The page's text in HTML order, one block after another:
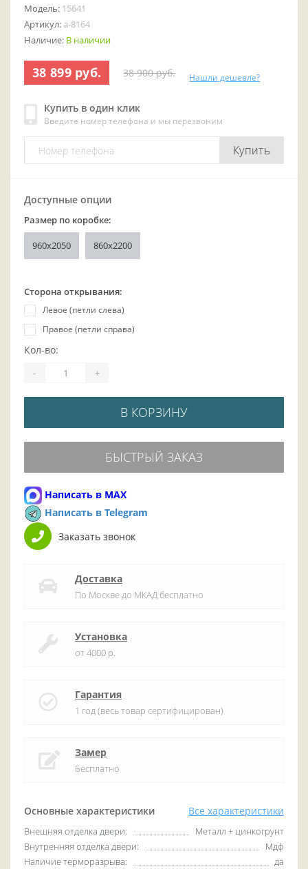
Модель: 15641
Артикул: a-8164
Наличие: В наличии
38 899 руб. 38 900 руб. Нашли дешевле?
Купить в один клик
Введите номер телефона и мы перезвоним
Купить
Основные характеристики Все характеристики
Внешняя отделка двери:
Металл + цинкогрунт
Внутренняя отделка двери:
Мдф
Наличие терморазрыва:
да
Доступные опции
Размер по коробке:
960x2050 860х2200
Сторона открывания:
Левое (петли слева)
Правое (петли справа)
Кол-во:
- +
В КОРЗИНУ
БЫСТРЫЙ ЗАКАЗ
Написать в MAX
Написать в Telegram
Заказать звонок
Доставка
По Москве до МКАД бесплатно
Установка
от 4000 р.
Гарантия
1 год (весь товар сертифицирован)
Замер
Бесплатно